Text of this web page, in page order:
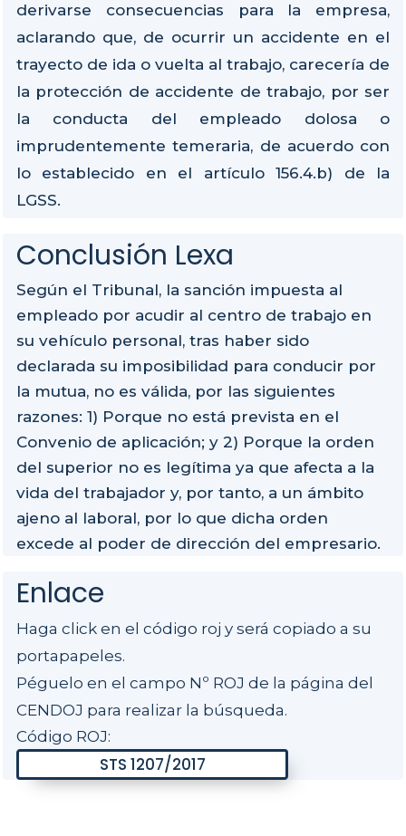
derivarse consecuencias para la empresa,
aclarando que, de ocurrir un accidente en el
trayecto de ida o vuelta al trabajo, carecería de
la protección de accidente de trabajo, por ser
la conducta del empleado dolosa o
imprudentemente temeraria, de acuerdo con
lo establecido en el artículo 156.4.b) de la
LGSS.
Conclusión Lexa
Según el Tribunal, la sanción impuesta al
empleado por acudir al centro de trabajo en
su vehículo personal, tras haber sido
declarada su imposibilidad para conducir por
la mutua, no es válida, por las siguientes
razones: 1) Porque no está prevista en el
Convenio de aplicación; y 2) Porque la orden
del superior no es legítima ya que afecta a la
vida del trabajador y, por tanto, a un ámbito
ajeno al laboral, por lo que dicha orden
excede al poder de dirección del empresario.
Enlace
Haga click en el código roj y será copiado a su
portapapeles.
Péguelo en el campo Nº ROJ de la página del
CENDOJ para realizar la búsqueda.
Código ROJ: